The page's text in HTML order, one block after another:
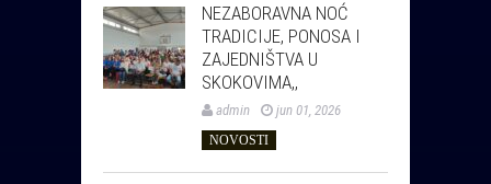
NEZABORAVNA NOĆ
TRADICIJE, PONOSA I
ZAJEDNIŠTVA U
SKOKOVIMA,,
admin jun 01, 2026
NOVOSTI